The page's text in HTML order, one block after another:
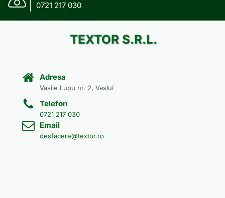
0721 217 030
TEXTOR S.R.L.
Adresa
Vasile Lupu nr. 2, Vaslui
Telefon
0721 217 030
Email
desfacere@textor.ro